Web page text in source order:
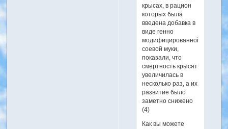
крысах, в рацион
которых была
введена добавка в
виде генно
модифицированной
соевой муки,
показали, что
смертность крысят
увеличилась в
несколько раз, а их
развитие было
заметно снижено
(4)
Как вы можете